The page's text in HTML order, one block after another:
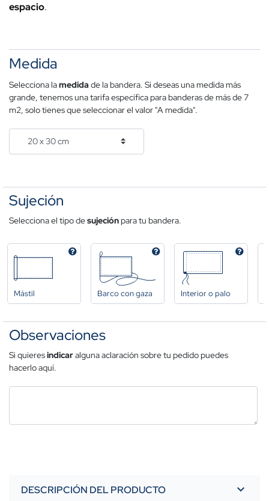
espacio.
Medida
Selecciona lamedida de la bandera. Si deseas una medida más
grande, tenemos una tarifa específica para banderas de más de 7
m2, solo tienes que seleccionar el valor "A medida".
Sujeción
Selecciona el tipo desujeciónpara tu bandera.
Mástil Barco con gaza Interior o palo
Observaciones
Si quieresindicaralguna aclaración sobre tu pedido puedes
hacerlo aquí.
DESCRIPCIÓN DEL PRODUCTO